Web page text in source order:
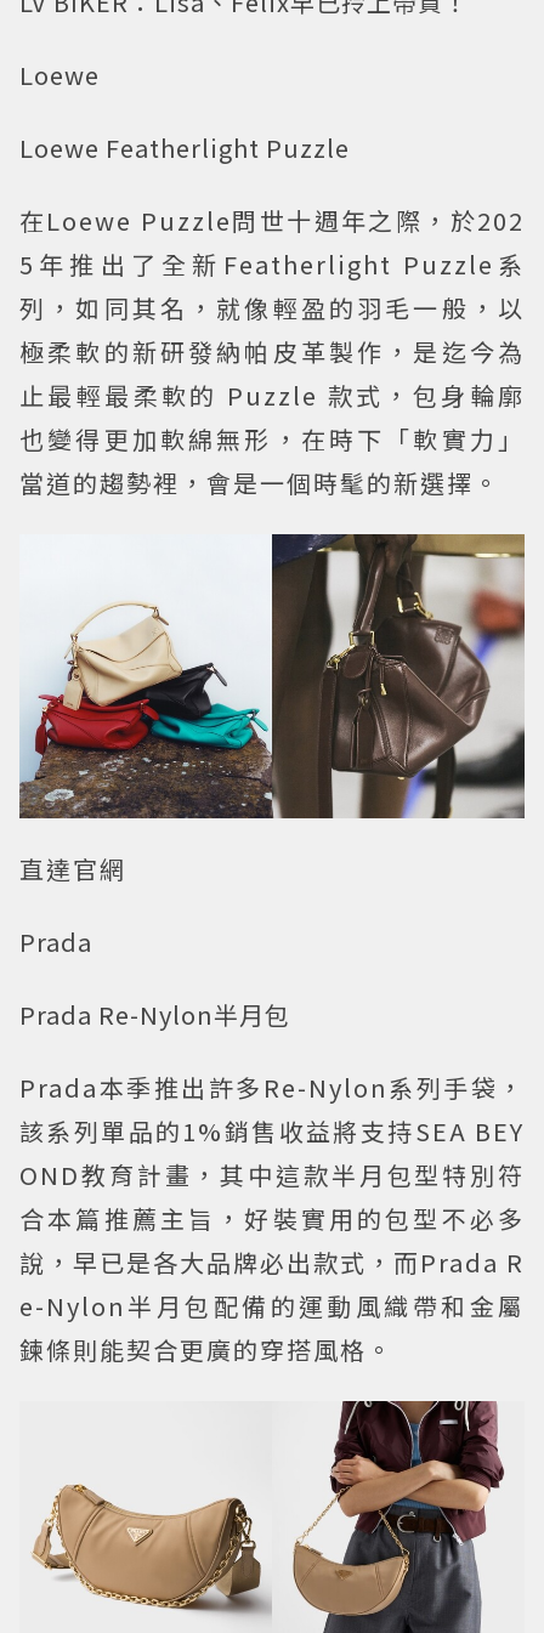
Loewe
Loewe Featherlight Puzzle
在Loewe Puzzle問世十週年之際，於202
5年推出了全新Featherlight Puzzle系
列，如同其名，就像輕盈的羽毛一般，以
極柔軟的新研發納帕皮革製作，是迄今為
止最輕最柔軟的 Puzzle 款式，包身輪廓
也變得更加軟綿無形，在時下「軟實力」
當道的趨勢裡，會是一個時髦的新選擇。
直達官網
Prada
Prada Re-Nylon半月包
Prada本季推出許多Re-Nylon系列手袋，
該系列單品的1%銷售收益將支持SEA BEY
OND教育計畫，其中這款半月包型特別符
合本篇推薦主旨，好裝實用的包型不必多
說，早已是各大品牌必出款式，而Prada R
e-Nylon半月包配備的運動風織帶和金屬
鍊條則能契合更廣的穿搭風格。